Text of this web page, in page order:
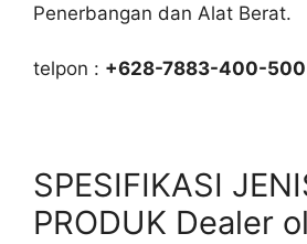
Penerbangan dan Alat Berat.
telpon : +628-7883-400-500
SPESIFIKASI
PRODUK Dealer